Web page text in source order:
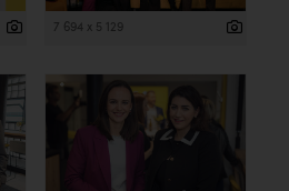
7 694 x 5 129